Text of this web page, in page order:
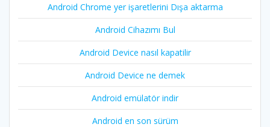
Android Chrome yer işaretlerini Dışa aktarma
Android Cihazımı Bul
Android Device nasıl kapatilir
Android Device ne demek
Android emülatör indir
Android en son sürüm